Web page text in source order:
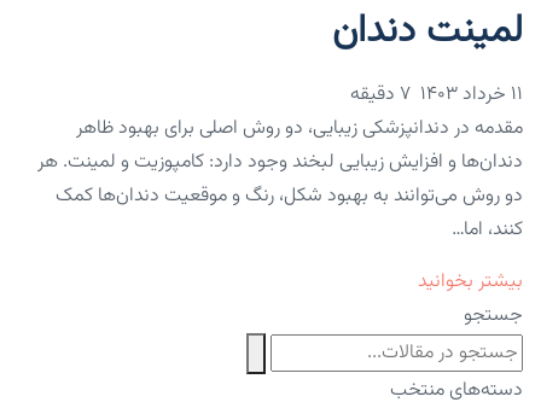
لمینت دندان
۱۱ خرداد ۱۴۰۳
مقدمه در دندانپزشکی زیبایی، دو روش اصلی برای بهبود ظاهر
دندان‌ها و افزایش زیبایی لبخند وجود دارد: کامپوزیت و لمینت. هر
دو روش می‌توانند به بهبود شکل، رنگ و موقعیت دندان‌ها کمک
کنند، اما…
بیشتر بخوانید
جستجو
دسته‌های منتخب